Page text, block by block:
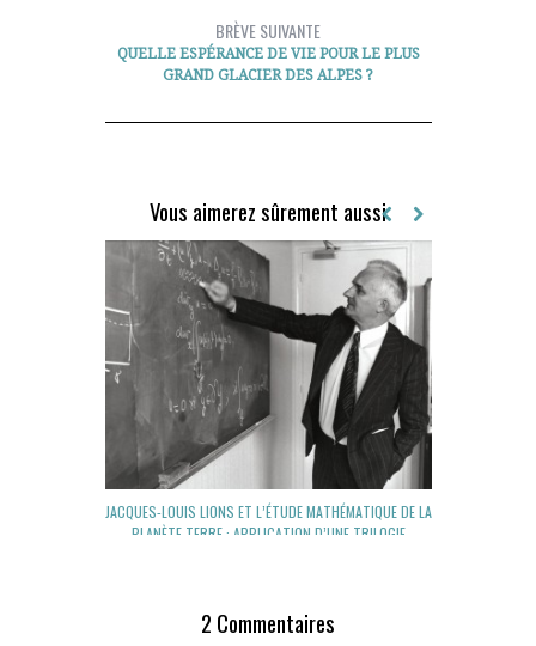
BRÈVE SUIVANTE
QUELLE ESPÉRANCE DE VIE POUR LE PLUS
GRAND GLACIER DES ALPES ?
Vous aimerez sûrement aussi
JACQUES-LOUIS LIONS ET L’ÉTUDE MATHÉMATIQUE DE LA
PLANÈTE TERRE : APPLICATION D’UNE TRILOGIE
2 Commentaires